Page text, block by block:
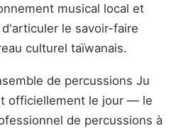
musical local et
le savoir-faire
culturel taïwanais.
de percussions Ju
officiellement le jour — le
de percussions à